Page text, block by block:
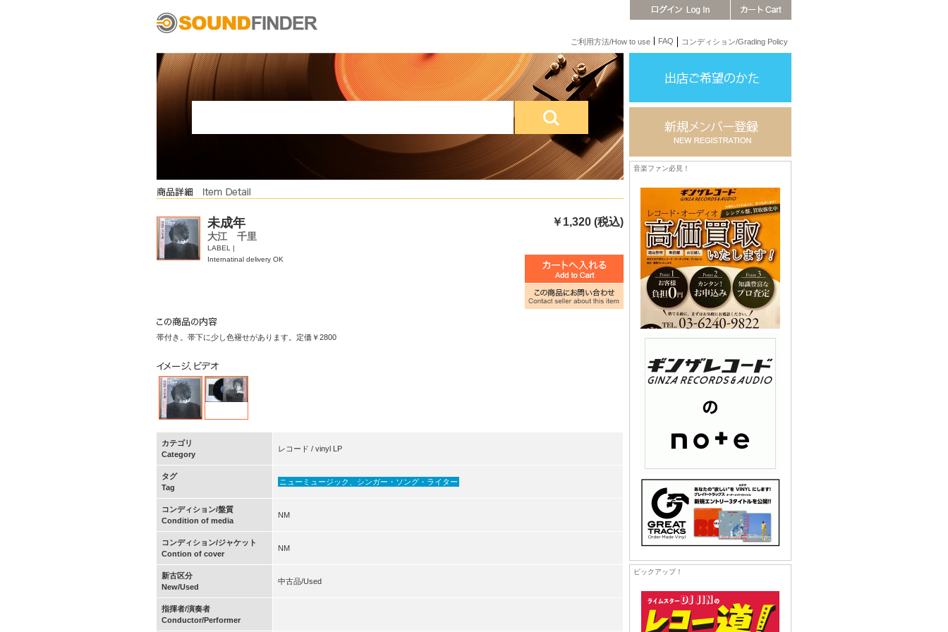
ご利用方法/How to use FAQ コンディション/Grading Policy
未成年 ￥1,320 (税込)
大江 千里
LABEL |
Internatinal delivery OK
帯付き。帯下に少し色褪せがあります。定価￥2800
カテゴリ
Category
レコード / vinyl LP
タグ
Tag
ニューミュージック、シンガー・ソング・ライター
コンディション/盤質
Condition of media
NM
コンディション/ジャケット
Contion of cover
NM
新古区分
New/Used
中古品/Used
指揮者/演奏者
Conductor/Performer
音楽ファン必見！
ピックアップ！